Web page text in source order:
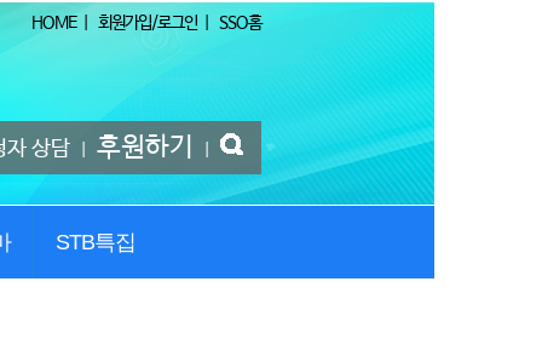
HOME| 회원가입/로그인 SSO홈
자 상담 후원하기
STB특집